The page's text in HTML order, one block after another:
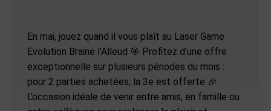
En mai, jouez quand il vous plaît au Laser Game
Evolution Braine l’Alleud 🎯 Profitez d’une offre
exceptionnelle sur plusieurs périodes du mois :
pour 2 parties achetées, la 3e est offerte 🎉
L’occasion idéale de venir entre amis, en famille ou